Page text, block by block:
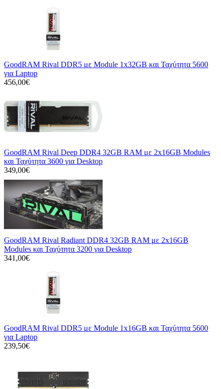
GoodRAM Rival DDR5 με Module 1x32GB και Ταχύτητα 5600
για Laptop
456,00€
GoodRAM Rival Deep DDR4 32GB RAM με 2x16GB Modules
και Ταχύτητα 3600 για Desktop
349,00€
GoodRAM Rival Radiant DDR4 32GB RAM με 2x16GB
Modules και Ταχύτητα 3200 για Desktop
341,00€
GoodRAM Rival DDR5 με Module 1x16GB και Ταχύτητα 5600
για Laptop
239,50€